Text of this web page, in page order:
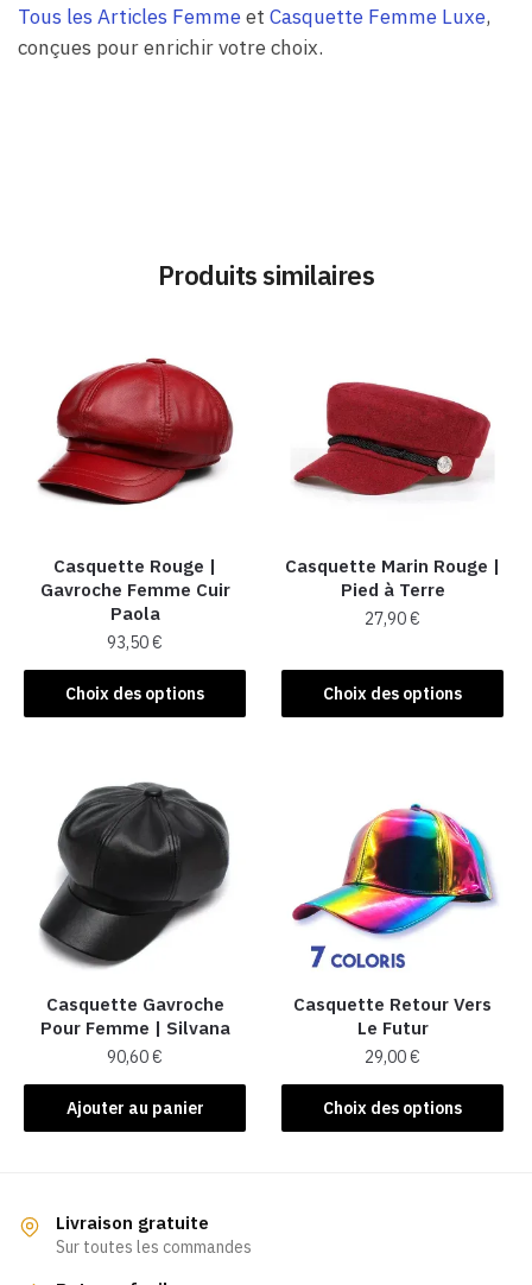
Tous les Articles Femmeet Casquette Femme Luxe,
conçues pour enrichir votre choix.
Produits similaires
Casquette Rouge |
Gavroche Femme Cuir
Paola
93,50€
Choix des options
Ce
produit
variations.
options
peuvent
choisies
la
page
du
produit
Casquette Marin Rouge |
Pied à Terre
27,90€
Choix des options
produit
a
Les
options
peuvent
être
choisies
page
du
produit
Casquette Gavroche
Pour Femme​ | Silvana
90,60€
Ajouter au panier
Casquette Retour Vers
Le Futur
29,00€
Choix des options
Ce
produit
Livraison gratuite
Sur toutes les commandes